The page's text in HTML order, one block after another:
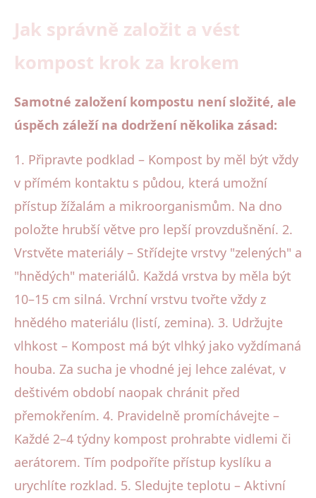
Jak správně založit a vést
kompost krok za krokem
Samotné založení kompostu není složité, ale
úspěch záleží na dodržení několika zásad:
1. Připravte podklad – Kompost by měl být vždy
v přímém kontaktu s půdou, která umožní
přístup žížalám a mikroorganismům. Na dno
položte hrubší větve pro lepší provzdušnění. 2.
Vrstvěte materiály – Střídejte vrstvy "zelených" a
"hnědých" materiálů. Každá vrstva by měla být
10–15 cm silná. Vrchní vrstvu tvořte vždy z
hnědého materiálu (listí, zemina). 3. Udržujte
vlhkost – Kompost má být vlhký jako vyždímaná
houba. Za sucha je vhodné jej lehce zalévat, v
deštivém období naopak chránit před
přemokřením. 4. Pravidelně promíchávejte –
Každé 2–4 týdny kompost prohrabte vidlemi či
aerátorem. Tím podpoříte přístup kyslíku a
urychlíte rozklad. 5. Sledujte teplotu – Aktivní